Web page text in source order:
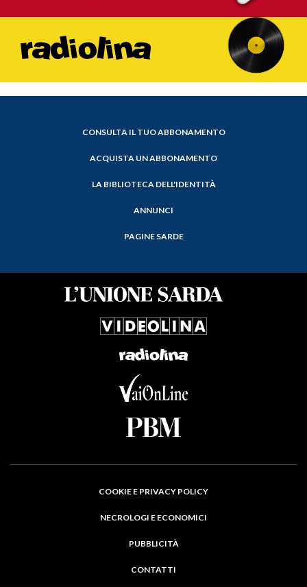
CONSULTA IL TUO ABBONAMENTO
ACQUISTA UN ABBONAMENTO
LA BIBLIOTECA DELL'IDENTITÀ
ANNUNCI
PAGINE SARDE
COOKIE E PRIVACY POLICY
NECROLOGI E ECONOMICI
PUBBLICITÀ
CONTATTI